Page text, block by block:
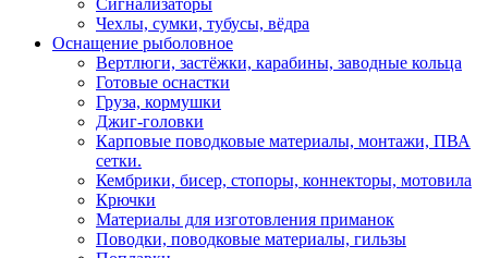
Сигнализаторы
Чехлы, сумки, тубусы, вёдра
Оснащение рыболовное
Вертлюги, застёжки, карабины, заводные кольца
Готовые оснастки
Груза, кормушки
Джиг-головки
Карповые поводковые материалы, монтажи, ПВА
сетки.
Кембрики, бисер, стопоры, коннекторы, мотовила
Крючки
Материалы для изготовления приманок
Поводки, поводковые материалы, гильзы